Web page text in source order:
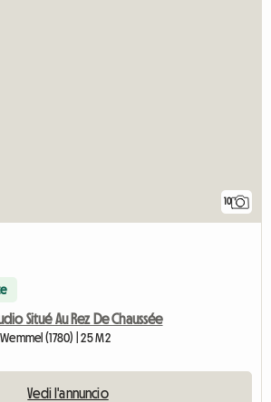
10
Situé Au Rez De Chaussée
(1780) | 25 M2
Vedi l'annuncio